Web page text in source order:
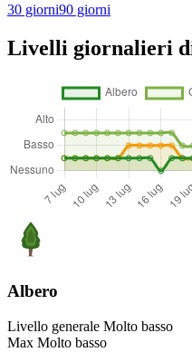
30 giorni90 giorni
Livelli giornalieri
Albero
Livello generale Molto basso
Max Molto basso